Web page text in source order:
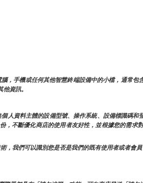
，手機或任何其他智慧終端設備中的小檔，通常
資訊。
人資料主體的設備型號、操作系統、設備標識碼
不斷優化商店的使用者友好性，並根據您的需求
我們可以識別您是否是我們的既有使用者或者會